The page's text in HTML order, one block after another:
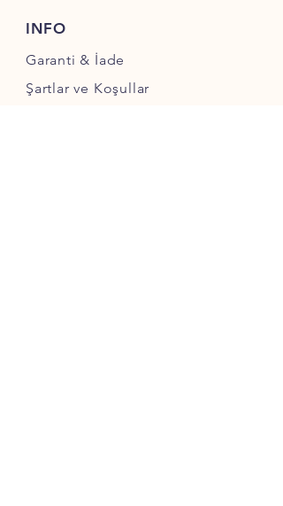
INFO
Garanti & İade
Şartlar ve Koşullar